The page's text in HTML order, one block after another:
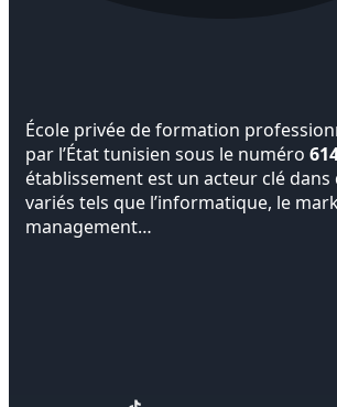
École privée de formation
par l’État tunisien sous le numéro
établissement est un acteur clé dans
variés tels que l’informatique, le
management…